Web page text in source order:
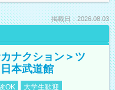
掲載日：2026.08.03
ナクション＞ツ
本武道館
OK
大学生歓迎